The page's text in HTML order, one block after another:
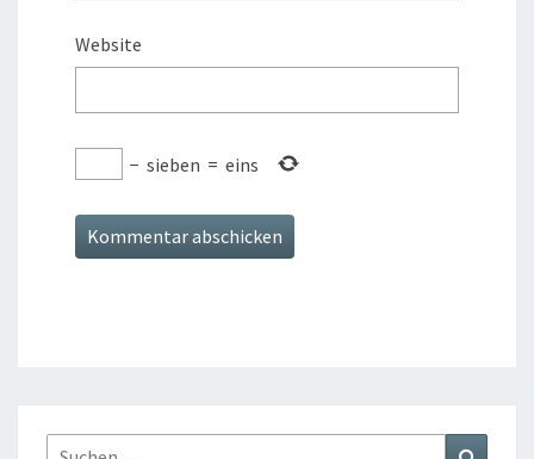
Website
− sieben = eins
Suchen